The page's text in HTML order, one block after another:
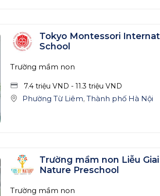
Tokyo Montessori
School
Trường mầm non
7.4 triệu VND - 11.3 triệu VND
Phường Từ Liêm, Thành phố Hà Nội
Trường mầm non Liễu Giai
Nature Preschool
Trường mầm non